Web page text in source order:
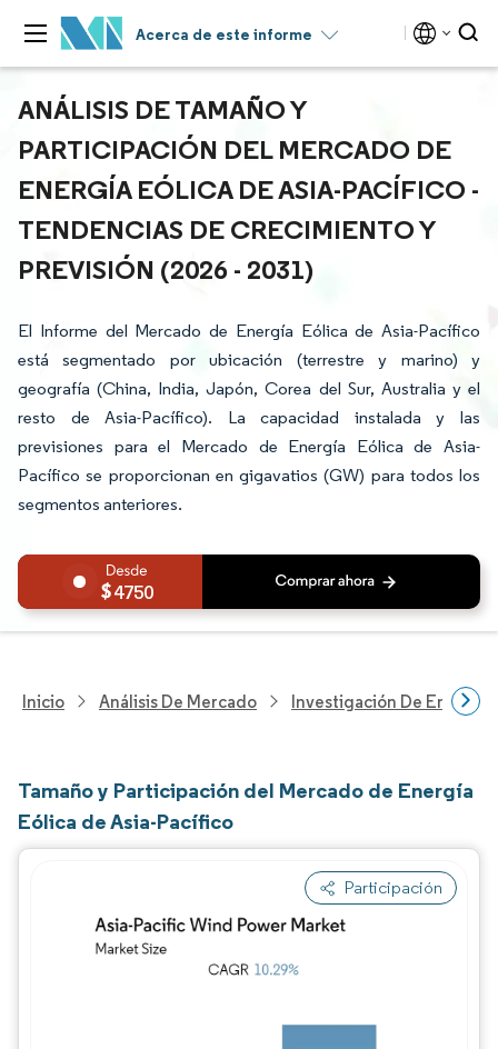
Acerca de este informe
ANÁLISIS DE TAMAÑO Y
PARTICIPACIÓN DEL MERCADO DE
ENERGÍA EÓLICA DE ASIA-PACÍFICO -
TENDENCIAS DE CRECIMIENTO Y
PREVISIÓN (2026 - 2031)
El Informe del Mercado de Energía Eólica de Asia-Pacífico
está segmentado por ubicación (terrestre y marino) y
geografía (China, India, Japón, Corea del Sur, Australia y el
resto de Asia-Pacífico). La capacidad instalada y las
previsiones para el Mercado de Energía Eólica de Asia-
Pacífico se proporcionan en gigavatios (GW) para todos los
segmentos anteriores.
4750
Inicio Análisis De Mercado Investigación De Energía
Tamaño y Participación del Mercado de Energía
Eólica de Asia-Pacífico
Participación